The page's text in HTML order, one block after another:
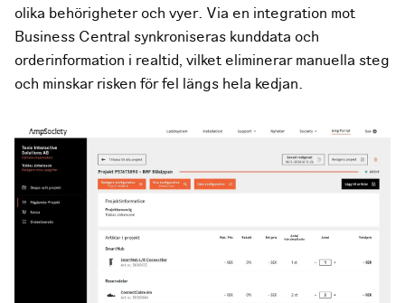
olika behörigheter och vyer. Via en integration mot
Business Central synkroniseras kunddata och
orderinformation i realtid, vilket eliminerar manuella steg
och minskar risken för fel längs hela kedjan.